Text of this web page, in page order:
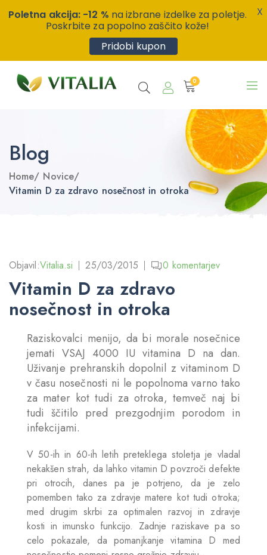
0
Blog
Home/ Novice/
Vitamin D za zdravo nosečnost in otroka
Objavil:Vitalia.si 25/03/2015 0 komentarjev
Vitamin D za zdravo
nosečnost in otroka
Raziskovalci menijo, da bi morale nosečnice
jemati VSAJ 4000 IU vitamina D na dan.
Uživanje prehranskih dopolnil z vitaminom D
v času nosečnosti ni le popolnoma varno tako
za mater kot tudi za otroka, temveč naj bi
tudi ščitilo pred prezgodnjim porodom in
infekcijami.
V 50-ih in 60-ih letih preteklega stoletja je vladal
nekakšen strah, da lahko vitamin D povzroči defekte
pri otrocih, danes pa je potrjeno, da je zelo
pomemben tako za zdravje matere kot tudi otroka;
med drugim skrbi za optimalen razvoj in zdravje
kosti in imunsko funkcijo. Zadnje raziskave pa so
celo pokazale, da pomanjkanje vitamina D med
Poletna akcija: -12 % na izbrane izdelke za poletje.
Poskrbite za popolno zaščito kože!
Pridobi kupon
X